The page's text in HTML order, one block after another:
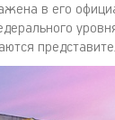
в его